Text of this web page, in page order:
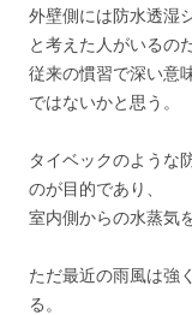
外壁側には防水透湿
と考えた人がいるの
従来の慣習で深い意
ではないかと思う。
タイベックのような
のが目的であり、
室内側からの水蒸気
ただ最近の雨風は強
る。